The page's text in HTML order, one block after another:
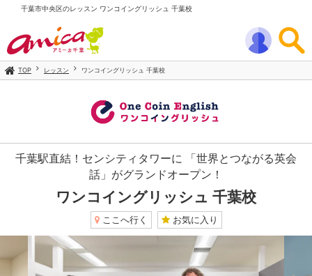
千葉市中央区のレッスン ワンコイングリッシュ 千葉校
TOP レッスン ワンコイングリッシュ 千葉校
千葉駅直結！センシティタワーに 「世界とつながる英会
話」がグランドオープン！
ワンコイングリッシュ 千葉校
ここへ行く お気に入り